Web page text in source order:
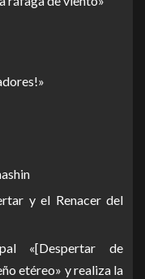
y el Renacer del
«[Despertar de
etéreo» y realiza la